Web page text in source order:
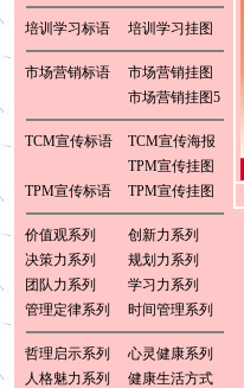
培训学习标语 培训学习挂图
市场营销标语
市场营销挂图
市场营销挂图5
TCM宣传标语
TCM宣传海报
TPM宣传挂图
TPM宣传标语
TPM宣传挂图
价值观系列
创新力系列
决策力系列
规划力系列
团队力系列
学习力系列
管理定律系列
时间管理系列
哲理启示系列
心灵健康系列
人格魅力系列
健康生活方式